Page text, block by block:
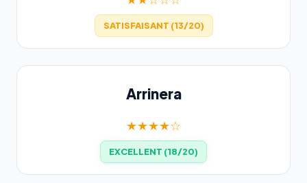
SATISFAISANT (13/20)
Arrinera
★★★★☆
EXCELLENT (18/20)